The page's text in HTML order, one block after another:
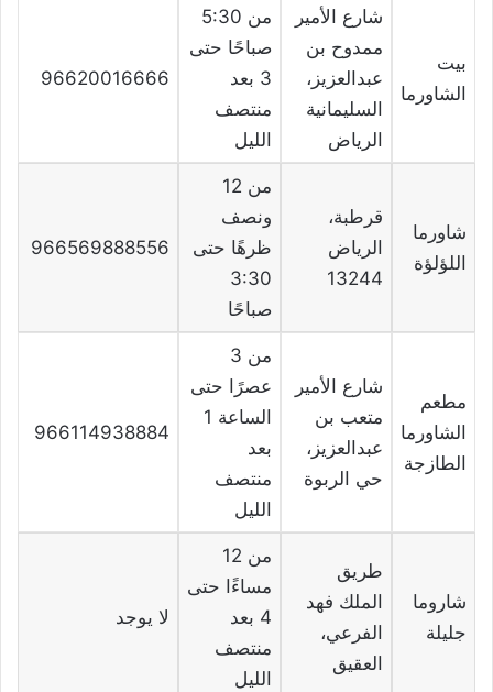
بيت
الشاورما
شارع الأمير
ممدوح بن
عبدالعزيز،
السليمانية
الرياض
من 5:30
صباحًا حتى
3 بعد
منتصف
الليل
96620016666
شاورما
اللؤلؤة
قرطبة،
الرياض
13244
من 12
ونصف
ظرهًا حتى
3:30
صباحًا
966569888556
مطعم
الشاورما
الطازجة
شارع الأمير
متعب بن
عبدالعزيز،
حي الربوة
من 3
عصرًا حتى
الساعة 1
بعد
منتصف
الليل
966114938884
شاروما
جليلة
طريق
الملك فهد
الفرعي،
العقيق
من 12
مساءًا حتى
4 بعد
منتصف
الليل
لا يوجد